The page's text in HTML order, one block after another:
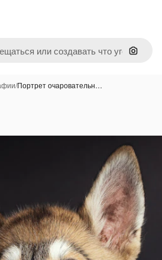
Поиск
/Портрет очаровательн…